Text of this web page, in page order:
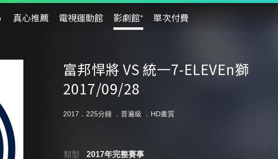
真心推薦 電視運動館 影劇館⁺ 單次付費
富邦悍將 VS 統一7-ELEVEn獅
2017/09/28
2017．225分鐘 ． 普遍級 ．HD畫質
類型
2017年完整賽事